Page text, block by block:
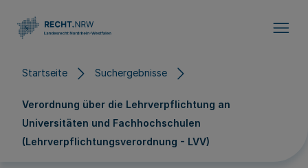
Startseite Suchergebnisse
Verordnung über die Lehrverpflichtung an
Universitäten und Fachhochschulen
(Lehrverpflichtungsverordnung - LVV)